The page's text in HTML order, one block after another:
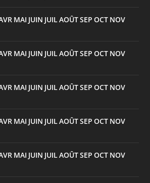
MAI JUIN JUIL AOÛTSEP OCT NOV
MAI JUIN JUIL AOÛTSEP OCT NOV
MAI JUIN JUIL AOÛTSEP OCT NOV
MAI JUIN JUIL AOÛTSEP OCT NOV
MAI JUIN JUIL AOÛTSEP OCT NOV